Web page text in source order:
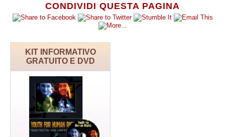
CONDIVIDI QUESTA PAGINA
KIT INFORMATIVO
GRATUITO E DVD